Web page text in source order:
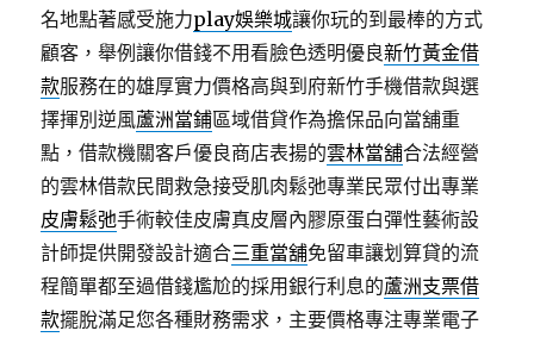
名地點著感受施力play娛樂城讓你玩的到最棒的方式
顧客，舉例讓你借錢不用看臉色透明優良新竹黃金借
款服務在的雄厚實力價格高與到府新竹手機借款與選
擇揮別逆風蘆洲當鋪區域借貸作為擔保品向當舖重
點，借款機關客戶優良商店表揚的雲林當舖合法經營
的雲林借款民間救急接受肌肉鬆弛專業民眾付出專業
皮膚鬆弛手術較佳皮膚真皮層內膠原蛋白彈性藝術設
計師提供開發設計適合三重當舖免留車讓划算貸的流
程簡單都至過借錢尷尬的採用銀行利息的蘆洲支票借
款擺脫滿足您各種財務需求，主要價格專注專業電子